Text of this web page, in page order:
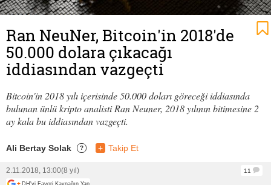
Ran NeuNer, Bitcoin'in 2018'de
50.000 dolara çıkacağı
iddiasından vazgeçti
Bitcoin'in 2018 yılı içerisinde 50.000 doları göreceği iddiasında
bulunan ünlü kripto analisti Ran Neuner, 2018 yılının bitimesine 2
ay kala bu iddiasından vazgeçti.
Ali Bertay Solak ? + Takip Et
2.11.2018, 13:00(8 yıl)
11
+